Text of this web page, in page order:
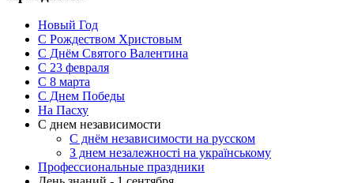
Новый Год
С Рождеством Христовым
С Днём Святого Валентина
С 23 февраля
C 8 марта
С Днем Победы
На Пасху
С днем независимости
С днём независимости на русском
З днем незалежності на українському
Профессиональные праздники